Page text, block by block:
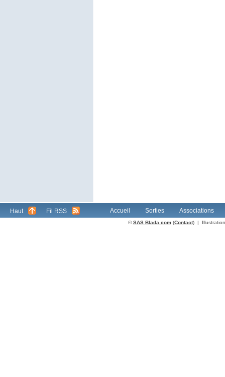
Haut Fil RSS Accueil Sorties Associations
©SAS Blada.com(Contact) |